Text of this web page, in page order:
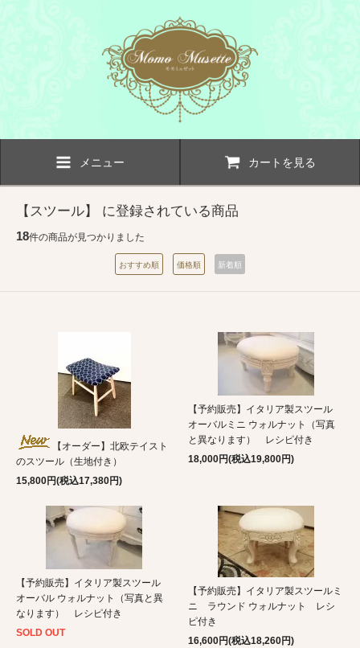
メニュー カートを見る
【スツール】 に登録されている商品
18件の商品が見つかりました
おすすめ順 価格順 新着順
【オーダー】北欧テイスト
のスツール（生地付き）
15,800円(税込17,380円)
【予約販売】イタリア製スツール
オーバルミニ ウォルナット（写真
と異なります） レシピ付き
18,000円(税込19,800円)
【予約販売】イタリア製スツール
オーバル ウォルナット（写真と異
なります） レシピ付き
SOLD OUT
【予約販売】イタリア製スツールミ
ニ ラウンド ウォルナット レシ
ピ付き
16,600円(税込18,260円)